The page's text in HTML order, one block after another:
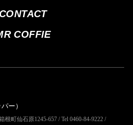
CONTACT
COFFIE
ー）
根町仙石原1245-657 / Tel 0460-84-9222 /